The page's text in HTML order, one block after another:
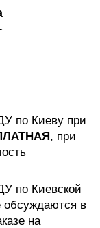
по Киеву при
, при
по Киевской
обсуждаются в
на